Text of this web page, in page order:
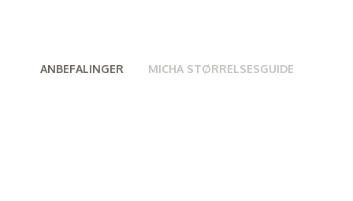
ANBEFALINGER MICHA STØRRELSESGUIDE